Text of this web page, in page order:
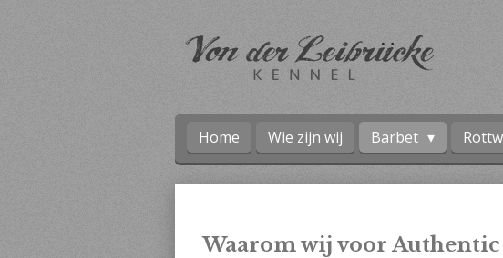
Home Wie zijn wij Barbet
Waarom wij voor